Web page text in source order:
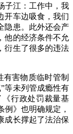
江：工作中，我
开车边吸食，我们
隐患。此外还会产
他的经济条件不允
衍生了很多的违法
害物质临时管制
等未列管成瘾性有
行政处罚裁量基
》也明确规定，
成长撑起了法治保